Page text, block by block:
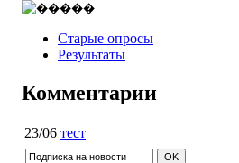
Старые опросы
Результаты
Комментарии
23/06 тест